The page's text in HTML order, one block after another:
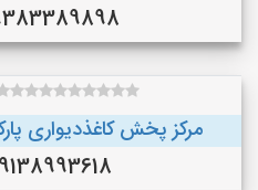
09383389898
مرکز پخش کاغذدیواری
09138993618